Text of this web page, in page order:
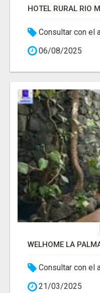
Consultar con el
06/08/2025
Consultar con el
21/03/2025